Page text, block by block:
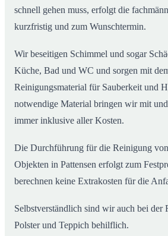
schnell gehen muss, erfolgt die
kurzfristig und zum Wunschtermin.
Wir beseitigen Schimmel und sogar
Küche, Bad und WC und sorgen mit
Reinigungsmaterial für Sauberkeit und
notwendige Material bringen wir mit und
immer inklusive aller Kosten.
Die Durchführung für die Reinigung
Objekten in Pattensen erfolgt zum
berechnen keine Extrakosten für die
Selbstverständlich sind wir auch bei der
Polster und Teppich behilflich.